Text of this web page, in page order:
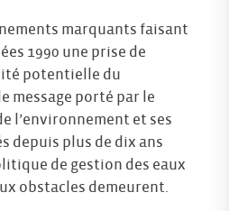
marquants faisant
1990 une prise de
potentielle du
message porté par le
l’environnement et ses
depuis plus de dix ans
de gestion des eaux
obstacles demeurent.